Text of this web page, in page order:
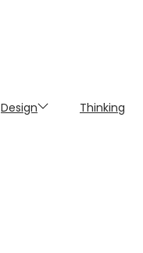
Design Thinking